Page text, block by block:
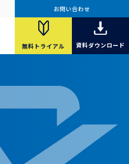
無料 トライアル 資料ダウンロード
お問い合わせ